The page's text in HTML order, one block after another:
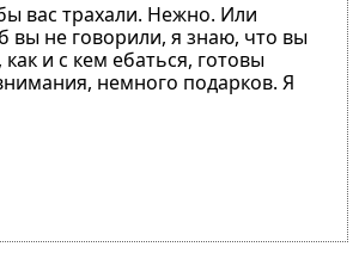
вас трахали. Нежно. Или
вы не говорили, я знаю, что вы
и с кем ебаться, готовы
немного подарков. Я